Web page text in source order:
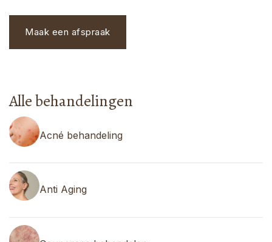
Maak een afspraak
Alle behandelingen
Acné behandeling
Anti Aging